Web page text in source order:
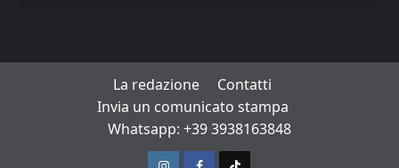
La redazione
Contatti
Invia un comunicato stampa
Whatsapp: +39 3938163848